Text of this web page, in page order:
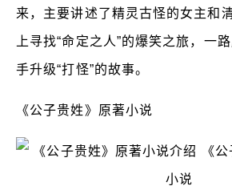
来，主要讲述了精灵古怪的女主和
上寻找“命定之人”的爆笑之旅，一
手升级“打怪”的故事。
《公子贵姓》原著小说